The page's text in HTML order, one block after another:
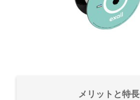
メリットと特長